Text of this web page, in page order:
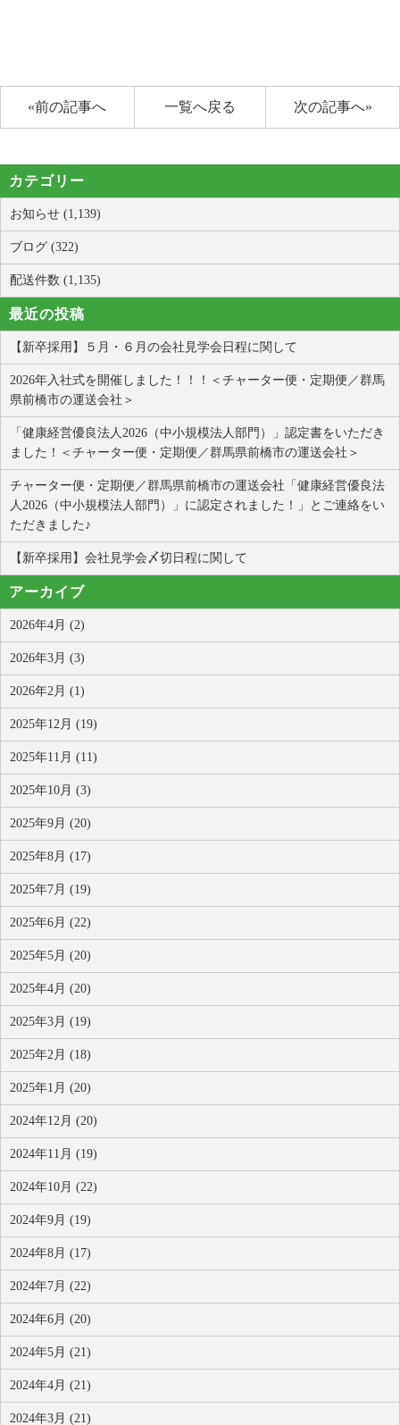
«前の記事へ 次の記事へ»
一覧へ戻る
カテゴリー
お知らせ (1,139)
ブログ (322)
配送件数 (1,135)
最近の投稿
【新卒採用】５月・６月の会社見学会日程に関して
2026年入社式を開催しました！！！＜チャーター便・定期便／群馬
県前橋市の運送会社＞
「健康経営優良法人2026（中小規模法人部門）」認定書をいただき
ました！＜チャーター便・定期便／群馬県前橋市の運送会社＞
チャーター便・定期便／群馬県前橋市の運送会社「健康経営優良法
人2026（中小規模法人部門）」に認定されました！」とご連絡をい
ただきました♪
【新卒採用】会社見学会〆切日程に関して
アーカイブ
2026年4月 (2)
2026年3月 (3)
2026年2月 (1)
2025年12月 (19)
2025年11月 (11)
2025年10月 (3)
2025年9月 (20)
2025年8月 (17)
2025年7月 (19)
2025年6月 (22)
2025年5月 (20)
2025年4月 (20)
2025年3月 (19)
2025年2月 (18)
2025年1月 (20)
2024年12月 (20)
2024年11月 (19)
2024年10月 (22)
2024年9月 (19)
2024年8月 (17)
2024年7月 (22)
2024年6月 (20)
2024年5月 (21)
2024年4月 (21)
2024年3月 (21)